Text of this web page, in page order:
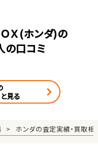
Ｘ(ホンダ)の
の口コミ
見る
ホンダの査定実績・買取相